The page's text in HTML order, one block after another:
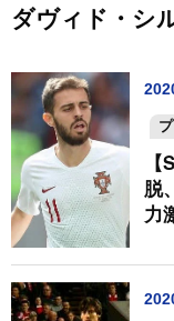
ダヴィド・シ
脱
力